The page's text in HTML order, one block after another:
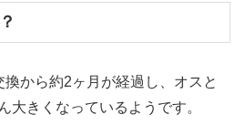
から約2ヶ月が経過し、オスと
大きくなっているようです。